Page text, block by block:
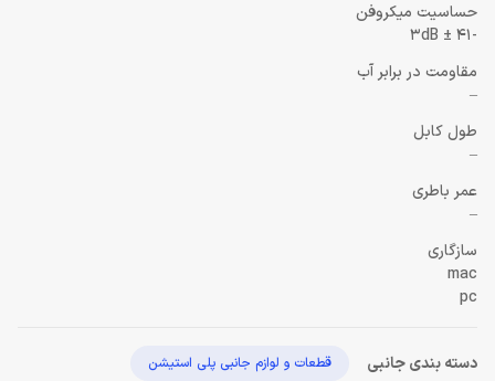
حساسیت میکروفن
-41 ± 3dB
مقاومت در برابر آب
–
طول کابل
–
عمر باطری
–
سازگاری
mac
pc
دسته بندی جانبی قطعات و لوازم جانبی پلی استیشن